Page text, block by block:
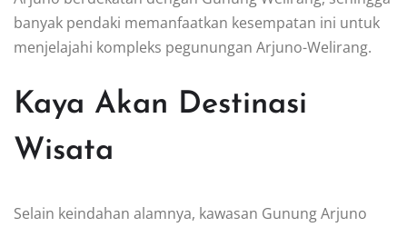
banyak pendaki memanfaatkan kesempatan ini untuk
menjelajahi kompleks pegunungan Arjuno-Welirang.
Kaya Akan Destinasi
Wisata
Selain keindahan alamnya, kawasan Gunung Arjuno